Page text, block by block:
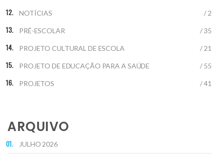
NOTÍCIAS / 2
PRÉ-ESCOLAR / 35
PROJETO CULTURAL DE ESCOLA / 21
PROJETO DE EDUCAÇÃO PARA A SAÚDE / 55
PROJETOS / 41
ARQUIVO
JULHO 2026